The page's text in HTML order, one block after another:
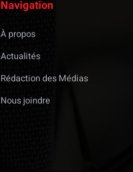
Navigation
À propos
Actualités
Rédaction des Médias
Nous joindre